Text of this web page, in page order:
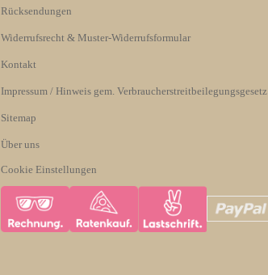
Rücksendungen
Widerrufsrecht & Muster-Widerrufsformular
Kontakt
Impressum / Hinweis gem. Verbraucherstreitbeilegungsgesetz
Sitemap
Über uns
Cookie Einstellungen